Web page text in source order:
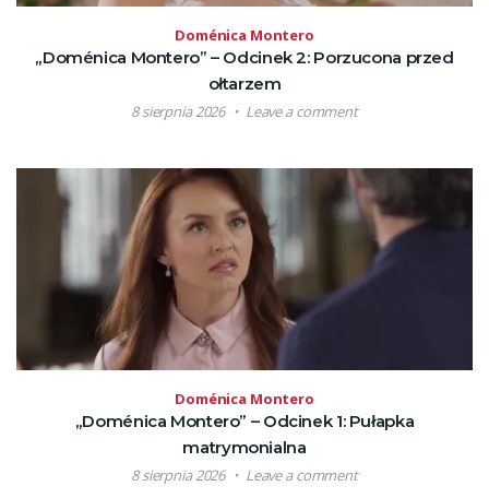
Doménica Montero
„Doménica Montero” – Odcinek 2: Porzucona przed
ołtarzem
8 sierpnia 2026 Leave a comment
Doménica Montero
„Doménica Montero” – Odcinek 1: Pułapka
matrymonialna
8 sierpnia 2026 Leave a comment